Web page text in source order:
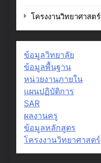
โครงงานวิทยาศาสตร์
ข้อมูลวิทยาลัย
ข้อมูลพื้นฐาน
หน่วยงานภายใน
แผนปฏิบัติการ
SAR
ผลงานครู
ข้อมูลหลักสูตร
โครงงานวิทยาศาสตร์